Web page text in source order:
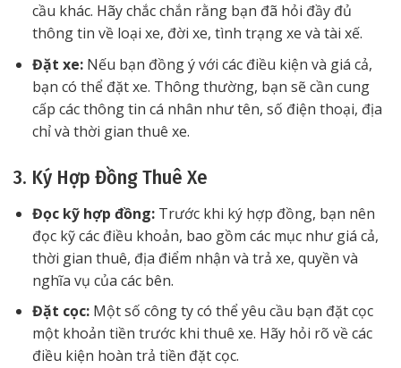
cầu khác. Hãy chắc chắn rằng bạn đã hỏi đầy đủ
thông tin về loại xe, đời xe, tình trạng xe và tài xế.
Đặt xe:Nếu bạn đồng ý với các điều kiện và giá cả,
bạn có thể đặt xe. Thông thường, bạn sẽ cần cung
cấp các thông tin cá nhân như tên, số điện thoại, địa
chỉ và thời gian thuê xe.
3. Ký Hợp Đồng Thuê Xe
Đọc kỹ hợp đồng:Trước khi ký hợp đồng, bạn nên
đọc kỹ các điều khoản, bao gồm các mục như giá cả,
thời gian thuê, địa điểm nhận và trả xe, quyền và
nghĩa vụ của các bên.
Đặt cọc:Một số công ty có thể yêu cầu bạn đặt cọc
một khoản tiền trước khi thuê xe. Hãy hỏi rõ về các
điều kiện hoàn trả tiền đặt cọc.